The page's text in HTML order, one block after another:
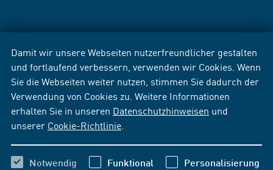
Damit wir unsere Webseiten nutzerfreundlicher gestalten
und fortlaufend verbessern, verwenden wir Cookies. Wenn
Sie die Webseiten weiter nutzen, stimmen Sie dadurch der
Verwendung von Cookies zu. Weitere Informationen
erhalten Sie in unseren Datenschutzhinweisen und
unserer Cookie-Richtlinie
Notwendig Funktional Personalisierung